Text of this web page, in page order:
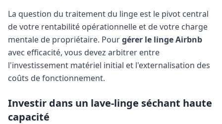
La question du traitement du linge est le pivot central
de votre rentabilité opérationnelle et de votre charge
mentale de propriétaire. Pourgérer le linge Airbnb
avec efficacité, vous devez arbitrer entre
l'investissement matériel initial et l'externalisation des
coûts de fonctionnement.
Investir dans un lave-linge séchant haute
capacité